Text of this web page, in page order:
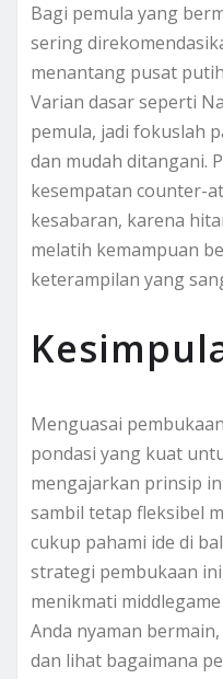
Bagi pemula yang
sering
menantang pusat
Varian dasar seperti
pemula, jadi fokuslah
dan mudah ditangani.
kesempatan counter-
kesabaran, karena
melatih kemampuan
keterampilan yang
Menguasai
pondasi yang kuat
mengajarkan prinsip
sambil tetap fleksibel
cukup pahami ide di
strategi pembukaan
menikmati
Anda nyaman
dan lihat bagaimana